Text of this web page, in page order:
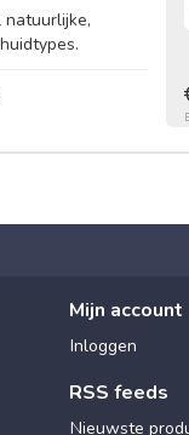
Mijn account
Inloggen
RSS feeds
Nieuwste